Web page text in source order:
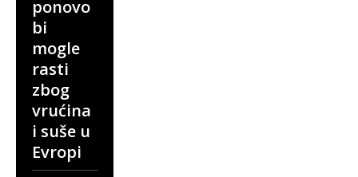
ponovo
bi
mogle
rasti
zbog
vrućina
i suše u
Evropi